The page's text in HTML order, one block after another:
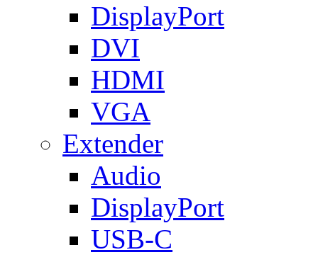
DisplayPort
DVI
HDMI
VGA
Extender
Audio
DisplayPort
USB-C